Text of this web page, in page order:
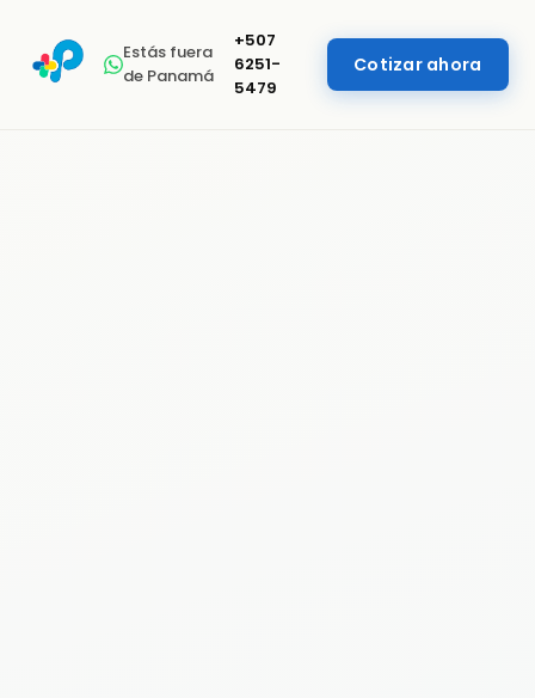
Estás fuera
de Panamá
+507
6251-
5479
Cotizar ahora